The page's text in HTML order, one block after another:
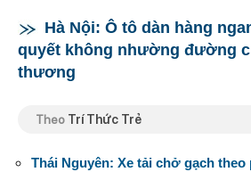
Hà Nội: Ô tô dàn hàng
quyết không nhường đường
thương
Theo Trí Thức Trẻ
Thái Nguyên: Xe tải chở gạch theo